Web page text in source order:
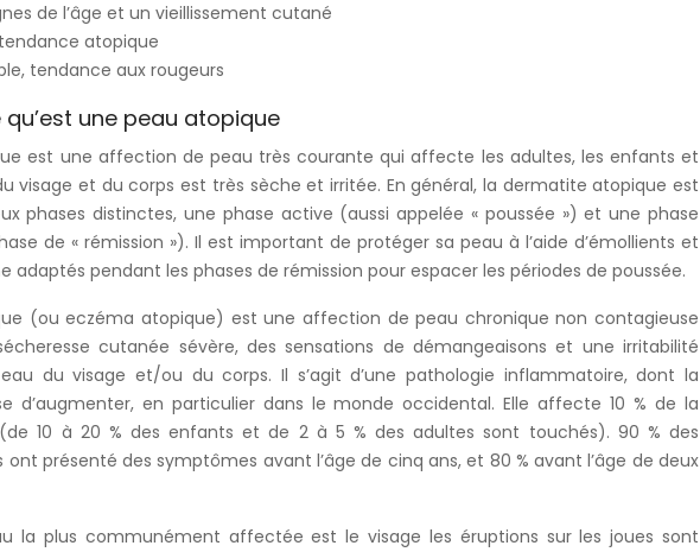
de l’âge et un vieillissement cutané
atopique
tendance aux rougeurs
une peau atopique
est une affection de peau très courante qui affecte les adultes, les enfants et
visage et du corps est très sèche et irritée. En général, la dermatite atopique est
phases distinctes, une phase active (aussi appelée « poussée ») et une phase
de « rémission »). Il est important de protéger sa peau à l’aide d’émollients et
adaptés pendant les phases de rémission pour espacer les périodes de poussée.
(ou eczéma atopique) est une affection de peau chronique non contagieuse
cutanée sévère, des sensations de démangeaisons et une irritabilité
du visage et/ou du corps. Il s’agit d’une pathologie inflammatoire, dont la
d’augmenter, en particulier dans le monde occidental. Elle affecte 10 % de la
10 à 20 % des enfants et de 2 à 5 % des adultes sont touchés). 90 % des
présenté des symptômes avant l’âge de cinq ans, et 80 % avant l’âge de deux
la plus communément affectée est le visage les éruptions sur les joues sont